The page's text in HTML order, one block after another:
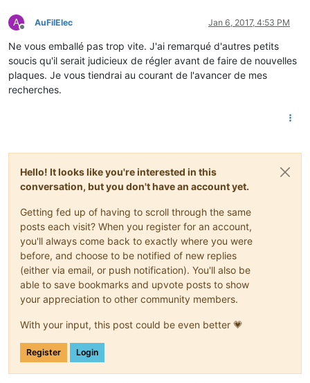
A
Offline
AuFilElec Jan 6, 2017, 4:53 PM
Ne vous emballé pas trop vite. J'ai remarqué d'autres petits
soucis qu'il serait judicieux de régler avant de faire de nouvelles
plaques. Je vous tiendrai au courant de l'avancer de mes
recherches.
Hello! It looks like you're interested in this
conversation, but you don't have an account yet.
Getting fed up of having to scroll through the same
posts each visit? When you register for an account,
you'll always come back to exactly where you were
before, and choose to be notified of new replies
(either via email, or push notification). You'll also be
able to save bookmarks and upvote posts to show
your appreciation to other community members.
With your input, this post could be even better 💗
Register Login